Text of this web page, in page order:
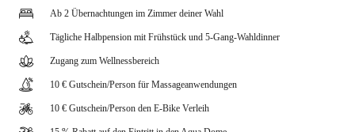
Ab 2 Übernachtungen im Zimmer deiner Wahl
Tägliche Halbpension mit Frühstück und 5-Gang-Wahldinner
Zugang zum Wellnessbereich
10 € Gutschein/Person für Massageanwendungen
10 € Gutschein/Person den E-Bike Verleih